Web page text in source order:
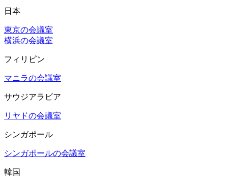
日本
東京の会議室
横浜の会議室
フィリピン
マニラの会議室
サウジアラビア
リヤドの会議室
シンガポール
シンガポールの会議室
韓国